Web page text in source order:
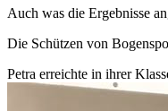
Auch was die Ergebnisse
Die Schützen von
Petra erreichte in ihrer